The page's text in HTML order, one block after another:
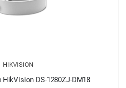
HIKVISION
DS-1280ZJ-DM18